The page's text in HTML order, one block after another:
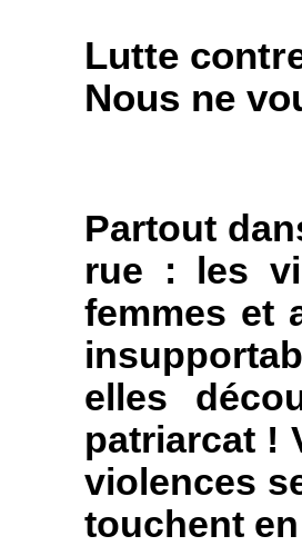
Lutte
Nous ne
Partout
rue : les
femmes et
elles
patriarcat !
violences
touchent